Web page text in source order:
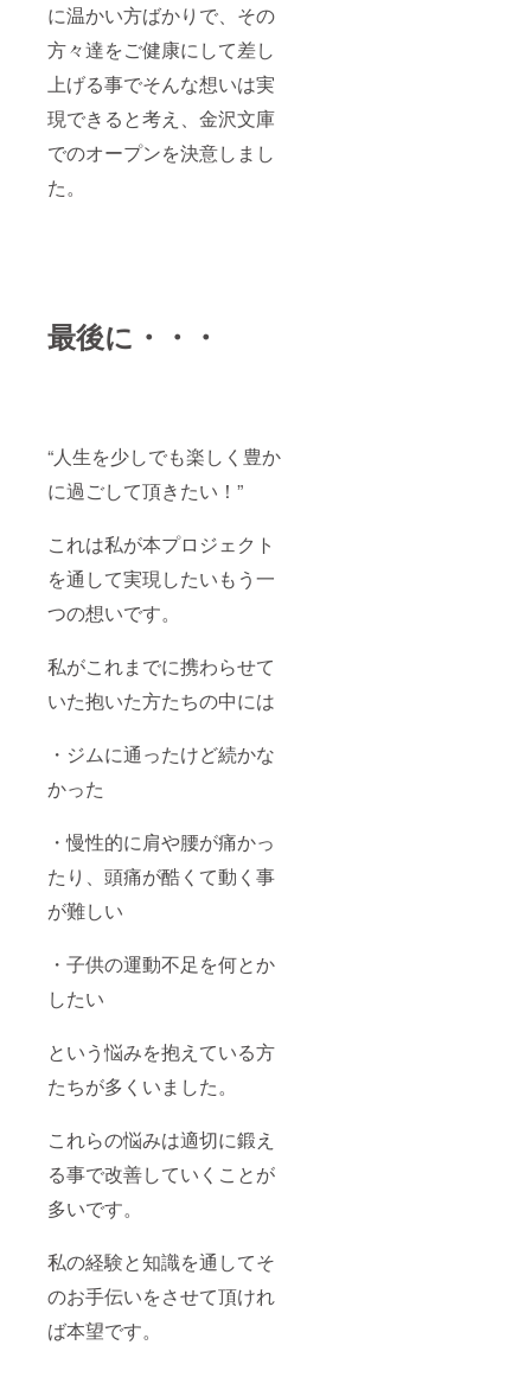
に温かい方ばかりで、その
方々達をご健康にして差し
上げる事でそんな想いは実
現できると考え、金沢文庫
でのオープンを決意しまし
た。
最後に・・・
“人生を少しでも楽しく豊か
に過ごして頂きたい！”
これは私が本プロジェクト
を通して実現したいもう一
つの想いです。
私がこれまでに携わらせて
いた抱いた方たちの中には
・ジムに通ったけど続かな
かった
・慢性的に肩や腰が痛かっ
たり、頭痛が酷くて動く事
が難しい
・子供の運動不足を何とか
したい
という悩みを抱えている方
たちが多くいました。
これらの悩みは適切に鍛え
る事で改善していくことが
多いです。
私の経験と知識を通してそ
のお手伝いをさせて頂けれ
ば本望です。